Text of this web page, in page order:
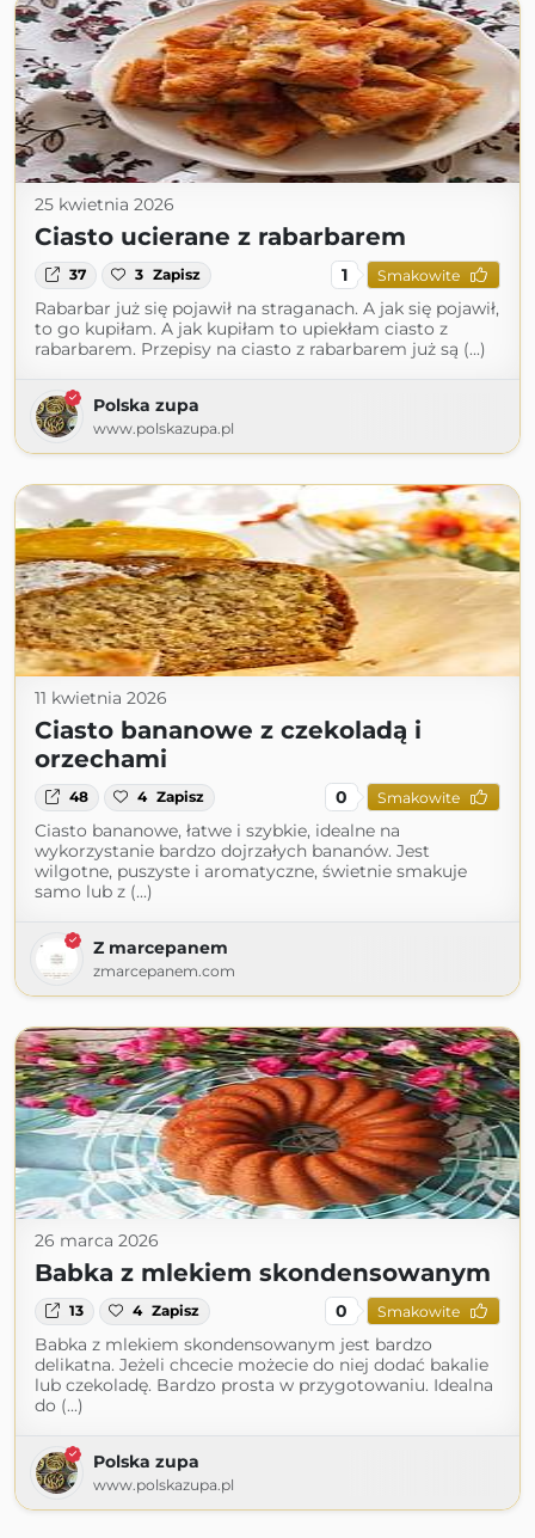
25 kwietnia 2026
Ciasto ucierane z rabarbarem
37 3 Zapisz 1 Smakowite
Rabarbar już się pojawił na straganach. A jak się pojawił,
to go kupiłam. A jak kupiłam to upiekłam ciasto z
rabarbarem. Przepisy na ciasto z rabarbarem już są (...)
Polska zupa
www.polskazupa.pl
11 kwietnia 2026
Ciasto bananowe z czekoladą i
orzechami
48 4 Zapisz 0 Smakowite
Ciasto bananowe, łatwe i szybkie, idealne na
wykorzystanie bardzo dojrzałych bananów. Jest
wilgotne, puszyste i aromatyczne, świetnie smakuje
samo lub z (...)
Z marcepanem
zmarcepanem.com
26 marca 2026
Babka z mlekiem skondensowanym
13 4 Zapisz 0 Smakowite
Babka z mlekiem skondensowanym jest bardzo
delikatna. Jeżeli chcecie możecie do niej dodać bakalie
lub czekoladę. Bardzo prosta w przygotowaniu. Idealna
do (...)
Polska zupa
www.polskazupa.pl